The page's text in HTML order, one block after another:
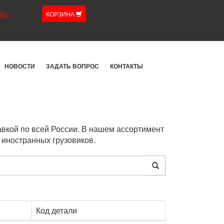
КОРЗИНА
НОВОСТИ ЗАДАТЬ ВОПРОС КОНТАКТЫ
по всей России. В нашем ассортимент
грузовиков.
Код детали